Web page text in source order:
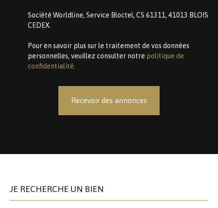
Société Worldline, Service Bloctel, CS 61311, 41013 BLOIS
CEDEX.
Pour en savoir plus sur le traitement de vos données
personnelles, veuillez consulter notre politique de
confidentialité
Recevoir des annonces
JE RECHERCHE UN BIEN